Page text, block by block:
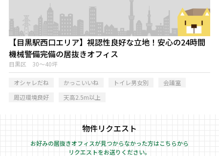
【目黒駅西口エリア】視認性良好な立地！安心の24時間
機械警備完備の居抜きオフィス
目黒区 30～40坪
オシャレだね かっこいいね トイレ男女別
会議室
周辺環境良好
天高2.5m以上
物件リクエスト
お好みの居抜きオフィスが見つからなかった方はこちらから
リクエストをお送りください。